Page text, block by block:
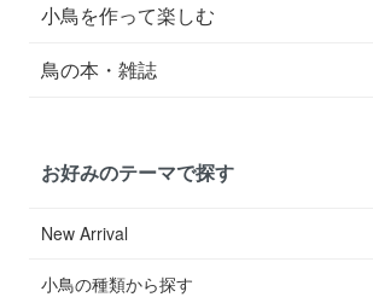
小鳥を作って楽しむ
鳥の本・雑誌
お好みのテーマで探す
New Arrival
小鳥の種類から探す